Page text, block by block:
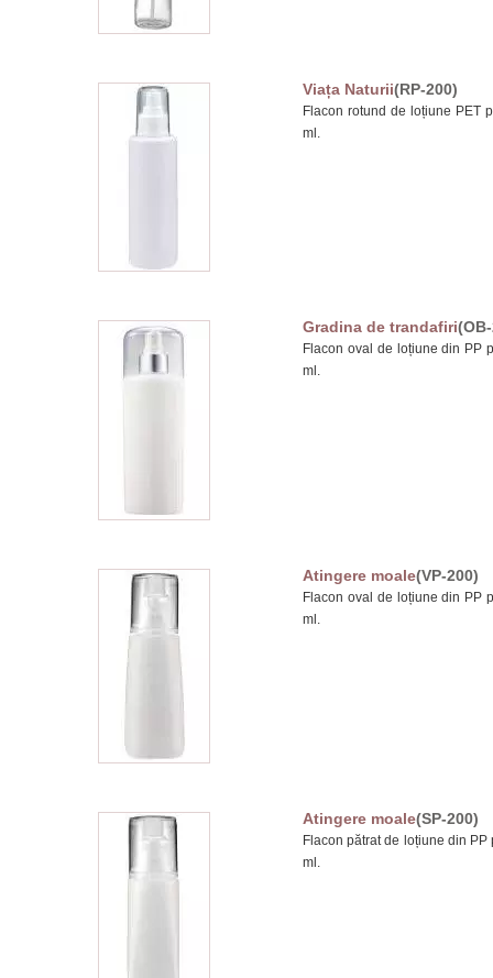
Viața Naturii(RP-200)
Flacon rotund de loțiune PET
ml.
Gradina de trandafiri
Flacon oval de loțiune din PP
ml.
Atingere moale(VP-200)
Flacon oval de loțiune din PP
ml.
Atingere moale(SP-200)
Flacon pătrat de loțiune din
ml.